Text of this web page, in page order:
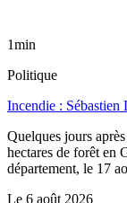
1min
Politique
Incendie : Sébastien
Quelques jours
hectares de forêt en
département, le 17
Le 6 août 2026